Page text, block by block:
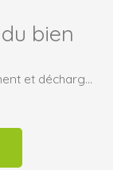
du bien
petit quai idéal pour chargement et déchargement des camions.